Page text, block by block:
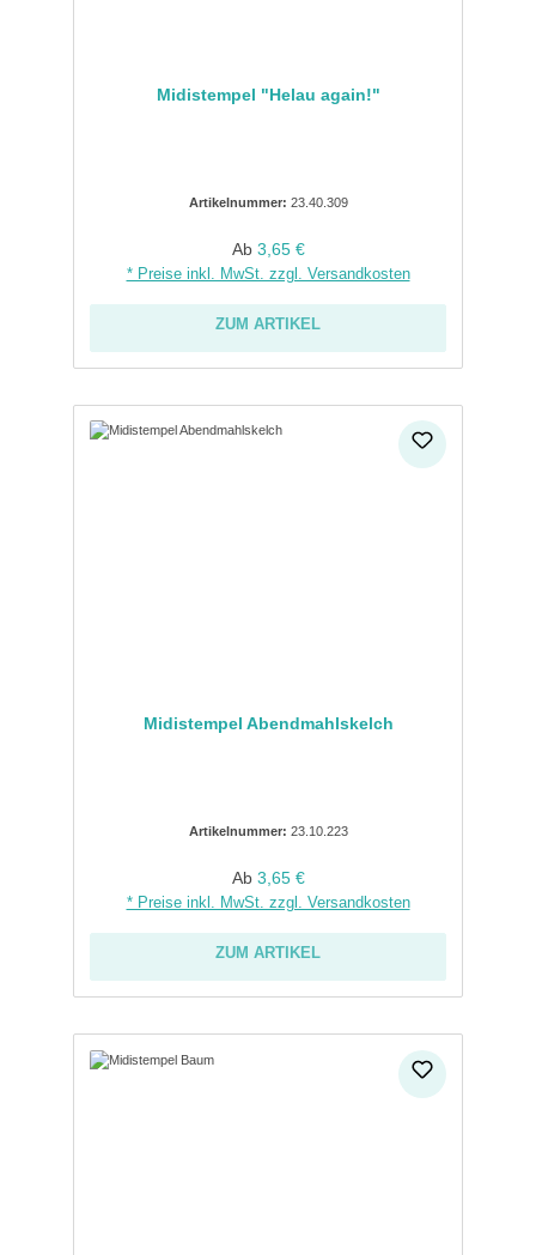
Midistempel "Helau again!"
Artikelnummer: 23.40.309
Regulärer Preis:
Ab 3,65 €
* Preise inkl. MwSt. zzgl. Versandkosten
ZUM ARTIKEL
Midistempel Abendmahlskelch
Artikelnummer: 23.10.223
Regulärer Preis:
Ab 3,65 €
* Preise inkl. MwSt. zzgl. Versandkosten
ZUM ARTIKEL